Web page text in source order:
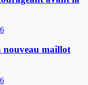
nouveau maillot